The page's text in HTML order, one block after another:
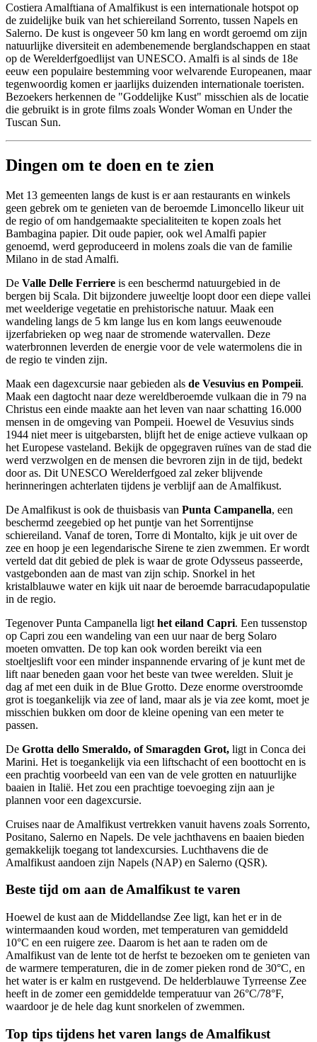
Costiera Amalftiana of Amalfikust is een internationale hotspot op
de zuidelijke buik van het schiereiland Sorrento, tussen Napels en
Salerno. De kust is ongeveer 50 km lang en wordt geroemd om zijn
natuurlijke diversiteit en adembenemende berglandschappen en staat
op de Werelderfgoedlijst van UNESCO. Amalfi is al sinds de 18e
eeuw een populaire bestemming voor welvarende Europeanen, maar
tegenwoordig komen er jaarlijks duizenden internationale toeristen.
Bezoekers herkennen de "Goddelijke Kust" misschien als de locatie
die gebruikt is in grote films zoals Wonder Woman en Under the
Tuscan Sun.
Dingen om te doen en te zien
Met 13 gemeenten langs de kust is er aan restaurants en winkels
geen gebrek om te genieten van de beroemde Limoncello likeur uit
de regio of om handgemaakte specialiteiten te kopen zoals het
Bambagina papier. Dit oude papier, ook wel Amalfi papier
genoemd, werd geproduceerd in molens zoals die van de familie
Milano in de stad Amalfi.
De Valle Delle Ferriere is een beschermd natuurgebied in de
bergen bij Scala. Dit bijzondere juweeltje loopt door een diepe vallei
met weelderige vegetatie en prehistorische natuur. Maak een
wandeling langs de 5 km lange lus en kom langs eeuwenoude
ijzerfabrieken op weg naar de stromende watervallen. Deze
waterbronnen leverden de energie voor de vele watermolens die in
de regio te vinden zijn.
Maak een dagexcursie naar gebieden als de Vesuvius en Pompeii.
Maak een dagtocht naar deze wereldberoemde vulkaan die in 79 na
Christus een einde maakte aan het leven van naar schatting 16.000
mensen in de omgeving van Pompeii. Hoewel de Vesuvius sinds
1944 niet meer is uitgebarsten, blijft het de enige actieve vulkaan op
het Europese vasteland. Bekijk de opgegraven ruïnes van de stad die
werd verzwolgen en de mensen die bevroren zijn in de tijd, bedekt
door as. Dit UNESCO Werelderfgoed zal zeker blijvende
herinneringen achterlaten tijdens je verblijf aan de Amalfikust.
De Amalfikust is ook de thuisbasis van Punta Campanella, een
beschermd zeegebied op het puntje van het Sorrentijnse
schiereiland. Vanaf de toren, Torre di Montalto, kijk je uit over de
zee en hoop je een legendarische Sirene te zien zwemmen. Er wordt
verteld dat dit gebied de plek is waar de grote Odysseus passeerde,
vastgebonden aan de mast van zijn schip. Snorkel in het
kristalblauwe water en kijk uit naar de beroemde barracudapopulatie
in de regio.
Tegenover Punta Campanella ligt het eiland Capri. Een tussenstop
op Capri zou een wandeling van een uur naar de berg Solaro
moeten omvatten. De top kan ook worden bereikt via een
stoeltjeslift voor een minder inspannende ervaring of je kunt met de
lift naar beneden gaan voor het beste van twee werelden. Sluit je
dag af met een duik in de Blue Grotto. Deze enorme overstroomde
grot is toegankelijk via zee of land, maar als je via zee komt, moet je
misschien bukken om door de kleine opening van een meter te
passen.
De Grotta dello Smeraldo, of Smaragden Grot, ligt in Conca dei
Marini. Het is toegankelijk via een liftschacht of een boottocht en is
een prachtig voorbeeld van een van de vele grotten en natuurlijke
baaien in Italië. Het zou een prachtige toevoeging zijn aan je
plannen voor een dagexcursie.
Cruises naar de Amalfikust vertrekken vanuit havens zoals Sorrento,
Positano, Salerno en Napels. De vele jachthavens en baaien bieden
gemakkelijk toegang tot landexcursies. Luchthavens die de
Amalfikust aandoen zijn Napels (NAP) en Salerno (QSR).
Beste tijd om aan de Amalfikust te varen
Hoewel de kust aan de Middellandse Zee ligt, kan het er in de
wintermaanden koud worden, met temperaturen van gemiddeld
10°C en een ruigere zee. Daarom is het aan te raden om de
Amalfikust van de lente tot de herfst te bezoeken om te genieten van
de warmere temperaturen, die in de zomer pieken rond de 30°C, en
het water is er kalm en rustgevend. De helderblauwe Tyrreense Zee
heeft in de zomer een gemiddelde temperatuur van 26°C/78°F,
waardoor je de hele dag kunt snorkelen of zwemmen.
Top tips tijdens het varen langs de Amalfikust